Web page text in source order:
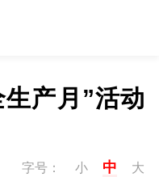
产月”活动
字号： 小 中 大